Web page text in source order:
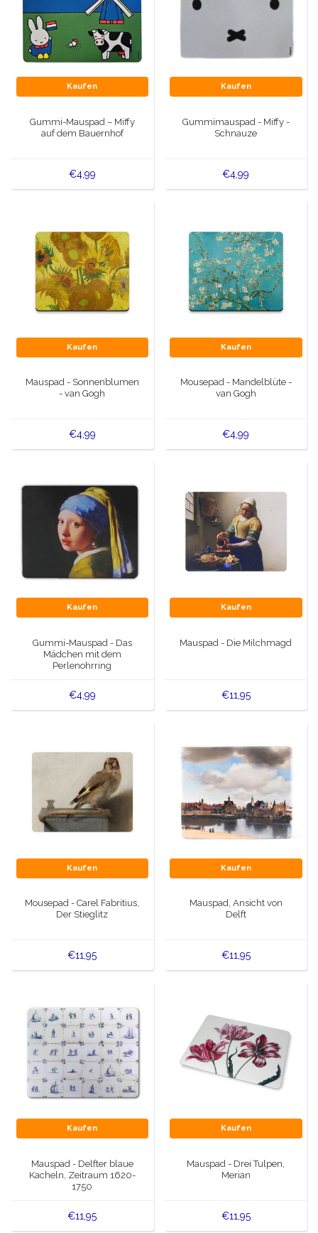
Kaufen
Gummi-Mauspad – Miffy
auf dem Bauernhof
€4,99
Kaufen
Gummimauspad - Miffy -
Schnauze
€4,99
Kaufen
Mauspad - Sonnenblumen
- van Gogh
€4,99
Kaufen
Mousepad - Mandelblüte -
van Gogh
€4,99
Kaufen
Gummi-Mauspad - Das
Mädchen mit dem
Perlenohrring
€4,99
Kaufen
Mauspad - Die Milchmagd
€11,95
Kaufen
Mousepad - Carel Fabritius,
Der Stieglitz
€11,95
Kaufen
Mauspad, Ansicht von
Delft
€11,95
Kaufen
Mauspad - Delfter blaue
Kacheln, Zeitraum 1620-
1750
€11,95
Kaufen
Mauspad - Drei Tulpen,
Merian
€11,95